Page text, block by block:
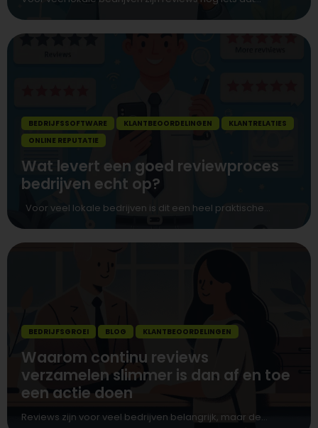
BEDRIJFSSOFTWARE KLANTBEOORDELINGEN
KLANTRELATIES
ONLINE REPUTATIE
Wat levert een goed reviewproces
bedrijven echt op?
Voor veel lokale bedrijven is dit een heel praktische...
BEDRIJFSGROEI BLOG KLANTBEOORDELINGEN
Waarom continu reviews
verzamelen slimmer is dan af en toe
een actie doen
Reviews zijn voor veel bedrijven belangrijk, maar de...